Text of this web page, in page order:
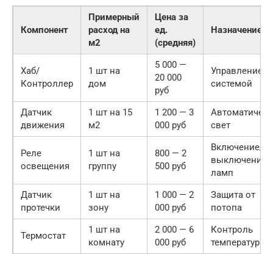
Компонент
Примерный
расход на
м2
Цена за
ед.
(средняя)
Назначение
Хаб/
Контроллер
1 шт на
дом
5 000 —
20 000
руб
Управление
системой
Датчик
движения
1 шт на 15
м2
1 200 — 3
000 руб
свет
Реле
освещения
1 шт на
группу
800 — 2
500 руб
Включение/
выключение
ламп
Датчик
протечки
1 шт на
зону
1 000 — 2
000 руб
Защита от
потопа
Термостат
1 шт на
комнату
2 000 — 6
000 руб
Контроль
температуры